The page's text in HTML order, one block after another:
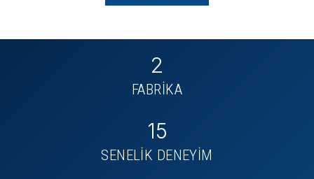
2
FABRİKA
15
SENELİK DENEYİM